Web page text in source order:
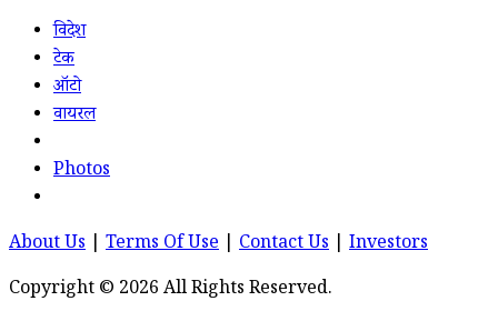
विदेश
टेक
ऑटो
वायरल
Photos
About Us Terms Of Use Contact Us
Investors
Copyright © 2026 All Rights Reserved.